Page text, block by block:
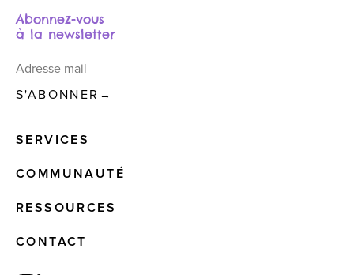
Abonnez-vous
à la newsletter
→
SERVICES
COMMUNAUTÉ
RESSOURCES
CONTACT